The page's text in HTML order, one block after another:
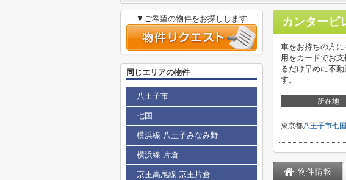
カンタービ
車をお持ちの方
用をカードでお
るだけ早めに不
す。
所在地
東京都八王子市七国
物件情報
▼ご希望の物件をお探しします
同じエリアの物件
八王子市
七国
横浜線 八王子みなみ野
横浜線 片倉
京王高尾線 京王片倉